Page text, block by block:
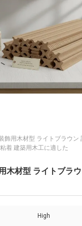
飾用木材型 ライトブラウン
着 建築用木工に適した
木材型 ライトブラ
High